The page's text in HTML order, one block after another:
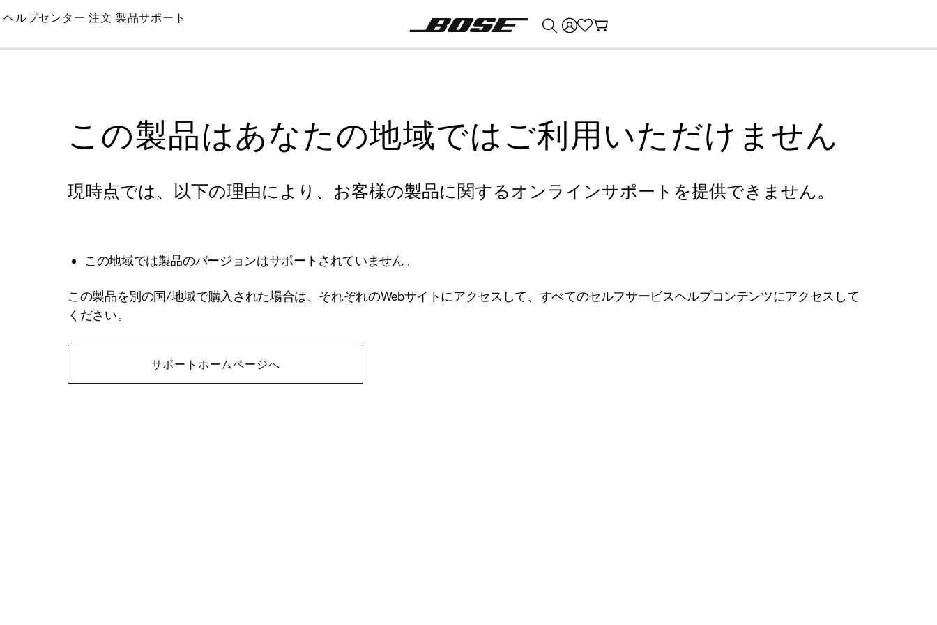
Skip
Main
ヘルプセンター 注文 製品サポート
この製品はあなたの地域ではご利用いただけません
現時点では、以下の理由により、お客様の製品に関するオンラインサポートを提供できません。
この地域では製品のバージョンはサポートされていません。
この製品を別の国/地域で購入された場合は、それぞれのWebサイトにアクセスして、すべてのセルフサービスヘルプコンテンツにアクセスして
ください。
サポートホームページへ